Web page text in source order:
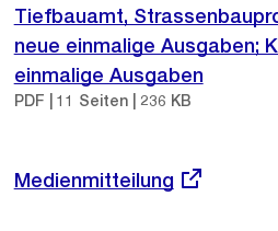
Tiefbauamt,
neue einmalige Ausgaben;
einmalige Ausgaben
PDF | 11 Seiten | 236 KB
Externer
Medienmitteilung